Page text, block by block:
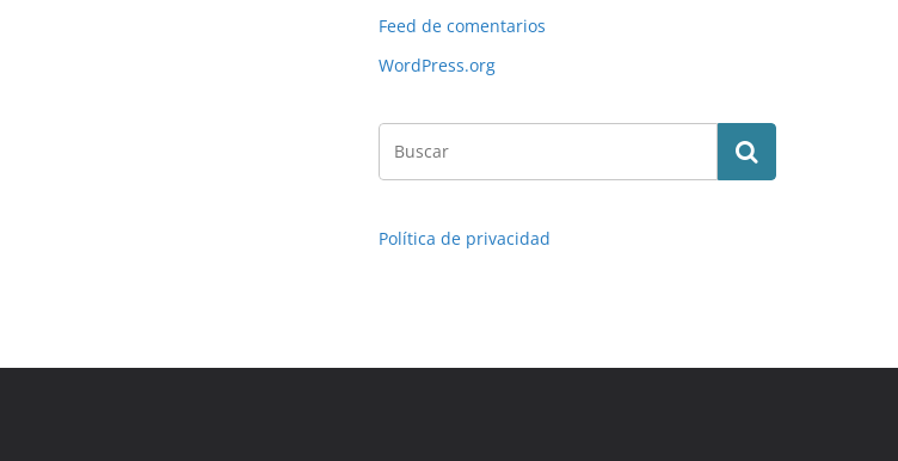
Feed de comentarios
WordPress.org
Política de privacidad